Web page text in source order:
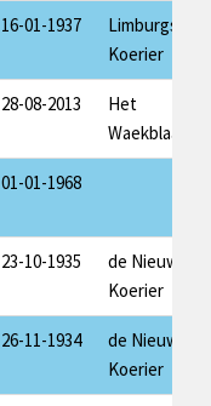
16-01-1937
Limburgse
Koerier
28-08-2013
Het
Waekblaad
01-01-1968
23-10-1935
de Nieuwe
Koerier
26-11-1934
de Nieuwe
Koerier